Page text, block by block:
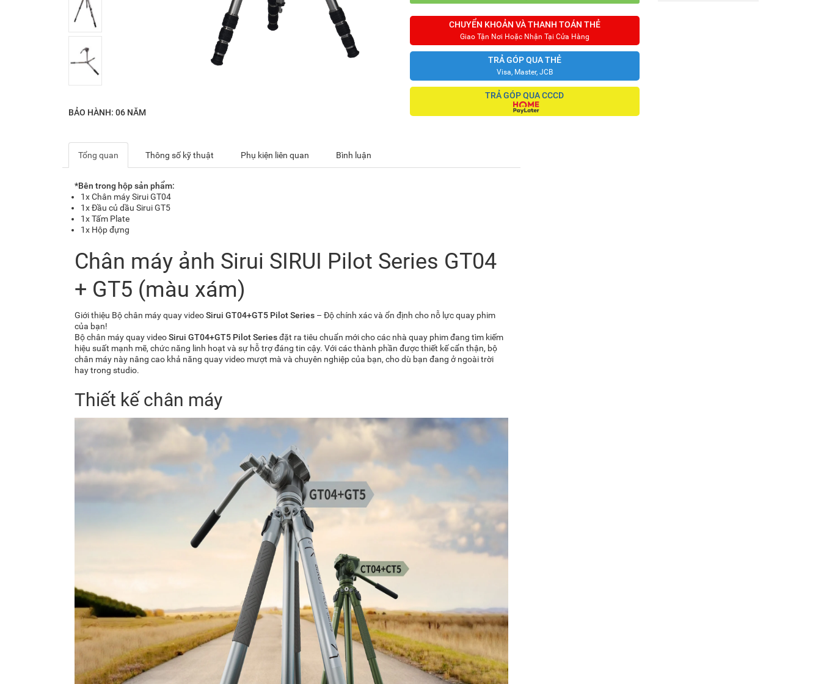
BẢO HÀNH: 06 NĂM
CHUYỂN KHOẢN VÀ THANH TOÁN THẺ
Giao Tận Nơi Hoặc Nhận Tại Cửa Hàng
TRẢ GÓP QUA THẺ
Visa, Master, JCB
TRẢ GÓP QUA CCCD
Tổng quan Thông số kỹ thuật Phụ kiện liên quan Bình luận
*Bên trong hộp sản phẩm:
1x Chân máy Sirui GT04
1x Đầu củ dầu Sirui GT5
1x Tấm Plate
1x Hộp đựng
Chân máy ảnh Sirui SIRUI Pilot Series GT04
+ GT5 (màu xám)
Giới thiệu Bộ chân máy quay videoSirui GT04+GT5 Pilot Series – Độ chính xác và ổn định cho nỗ lực quay phim
của bạn!
Bộ chân máy quay videoSirui GT04+GT5 Pilot Seriesđặt ra tiêu chuẩn mới cho các nhà quay phim đang tìm kiếm
hiệu suất mạnh mẽ, chức năng linh hoạt và sự hỗ trợ đáng tin cậy. Với các thành phần được thiết kế cẩn thận, bộ
chân máy này nâng cao khả năng quay video mượt mà và chuyên nghiệp của bạn, cho dù bạn đang ở ngoài trời
hay trong studio.
Thiết kế chân máy